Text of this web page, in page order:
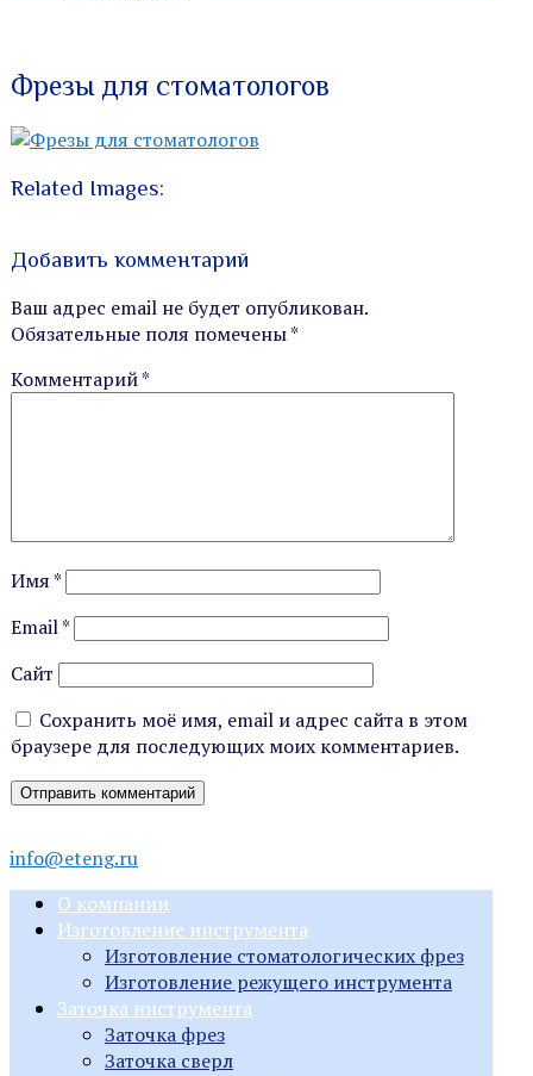
Производство
металлорежущего
инструмента
Фрезы для стоматологов
Related Images:
Добавить комментарий
Ваш адрес email не будет опубликован.
Обязательные поля помечены*
Комментарий*
Имя*
Email*
Сайт
Сохранить моё имя, email и адрес сайта в этом
браузере для последующих моих комментариев.
info@eteng.ru
О компании
Изготовление инструмента
Изготовление стоматологических фрез
Изготовление режущего инструмента
Заточка инструмента
Заточка фрез
Заточка сверл